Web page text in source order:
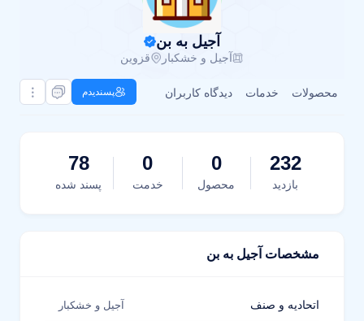
آجیل به بن
آجیل و خشکبار قزوین
محصولات خدمات دیدگاه کاربران پسندیدم
232
بازدید
0
محصول
0
خدمت
78
پسند شده
مشخصات آجیل به بن
اتحادیه و صنف آجیل و خشکبار